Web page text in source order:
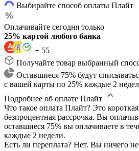
Выбирайте способ оплаты Плайт
Оплачивайте сегодня только
25% картой любого банка
+ 55
Получайте товар выбранный
Оставшиеся 75% будут
с вашей карты по 25% каждые 2
Подробнее об оплате Плайт
Что такое оплата Плайт? Это
безпроцентная рассрочка. Вы
оставшиеся 75% вы оплачиваете в
каждые 2 недели.
Есть ли переплата? Нет. Вы ничего не